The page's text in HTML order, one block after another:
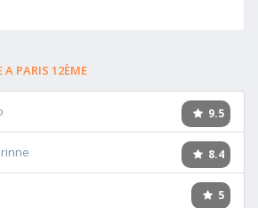
A PARIS 12ÈME
9.5
8.4
5